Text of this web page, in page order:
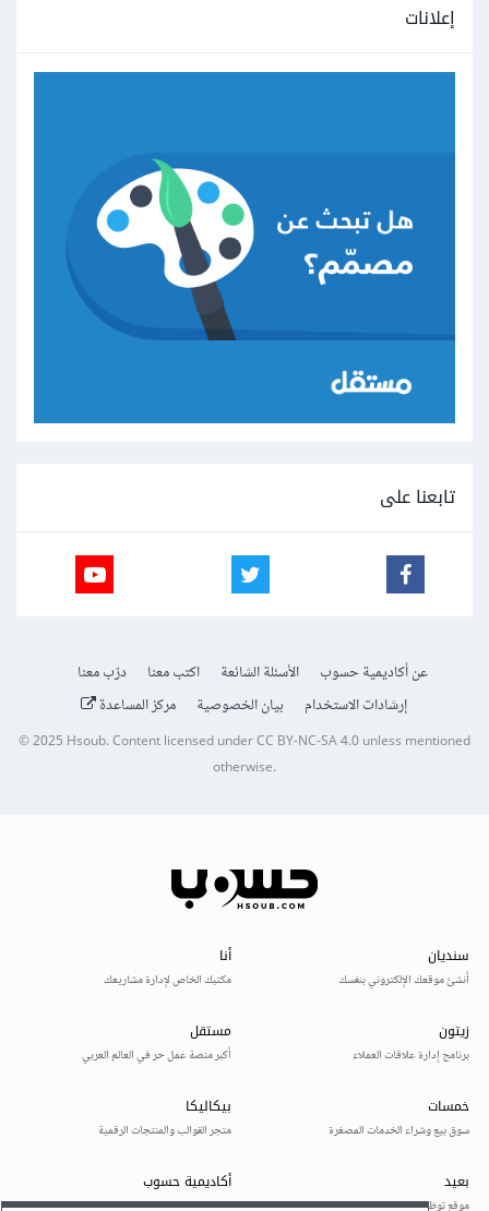
إعلانات
تابعنا على
عن أكاديمية حسوب الأسئلة الشائعة اكتب معنا
درّب معنا
إرشادات الاستخدام
بيان الخصوصية مركز المساعدة
© 2025Hsoub.Content licensed underCC BY-NC-SA 4.0unless mentioned
otherwise.